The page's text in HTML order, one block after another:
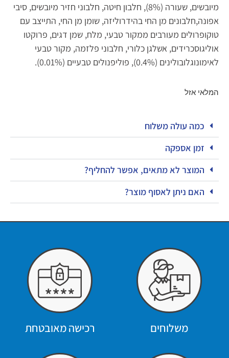
מיובשים, שעורה (8%), חלבון חיטה, חלבוני חזיר מיובשים, סיבי
אפונה,חלבונים מן החי בהידרוליזה, שומן מן החי, התייצב עם
טוקופרולים מעורבים ממקור טבעי, מלח, שמן דגים, פרוקטו
אוליגוסכרידים, אשלגן כלורי, חלבוני פלזמה, מקור טבעי
לאימונוגלובולינים (0.4%), פוליפנולים טבעיים (0.01%).
המלאי אזל
כמה עולה משלוח
זמן אספקה
המוצר לא מתאים, אפשר להחליף?
האם ניתן לאסוף מוצר?
משלוחים רכישה מאובטחת